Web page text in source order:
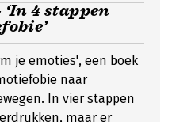
4 stappen
je emoties', een boek
naar
In vier stappen
maar er